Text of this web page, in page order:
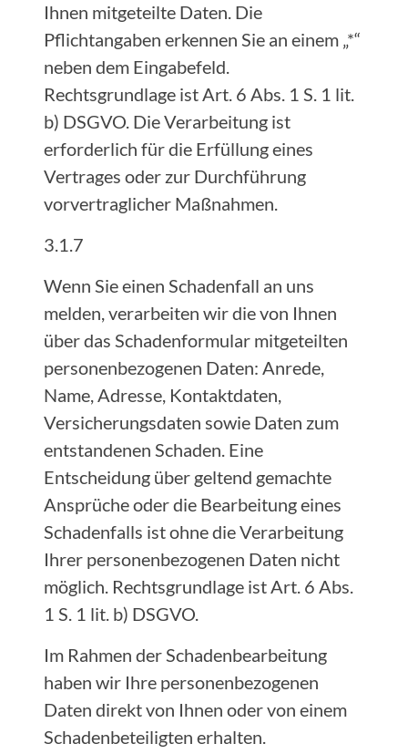
Ihnen mitgeteilte Daten. Die
Pflichtangaben erkennen Sie an einem „*“
neben dem Eingabefeld.
Rechtsgrundlage ist Art. 6 Abs. 1 S. 1 lit.
b) DSGVO. Die Verarbeitung ist
erforderlich für die Erfüllung eines
Vertrages oder zur Durchführung
vorvertraglicher Maßnahmen.
3.1.7
Wenn Sie einen Schadenfall an uns
melden, verarbeiten wir die von Ihnen
über das Schadenformular mitgeteilten
personenbezogenen Daten: Anrede,
Name, Adresse, Kontaktdaten,
Versicherungsdaten sowie Daten zum
entstandenen Schaden. Eine
Entscheidung über geltend gemachte
Ansprüche oder die Bearbeitung eines
Schadenfalls ist ohne die Verarbeitung
Ihrer personenbezogenen Daten nicht
möglich. Rechtsgrundlage ist Art. 6 Abs.
1 S. 1 lit. b) DSGVO.
Im Rahmen der Schadenbearbeitung
haben wir Ihre personenbezogenen
Daten direkt von Ihnen oder von einem
Schadenbeteiligten erhalten.